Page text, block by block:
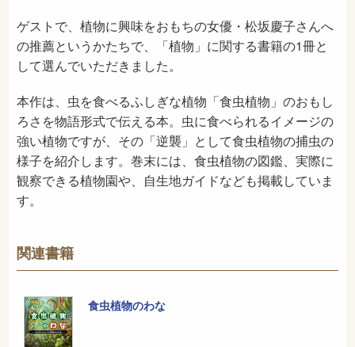
ゲストで、植物に興味をおもちの女優・松坂慶子さんへ
の推薦というかたちで、「植物」に関する書籍の1冊と
して選んでいただきました。
本作は、虫を食べるふしぎな植物「食虫植物」のおもし
ろさを物語形式で伝える本。虫に食べられるイメージの
強い植物ですが、その「逆襲」として食虫植物の捕虫の
様子を紹介します。巻末には、食虫植物の図鑑、実際に
観察できる植物園や、自生地ガイドなども掲載していま
す。
関連書籍
食虫植物のわな